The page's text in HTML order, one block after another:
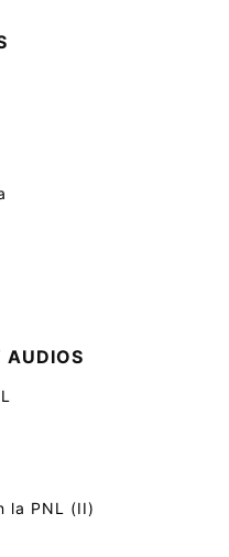
AUDIOS
la PNL (II)